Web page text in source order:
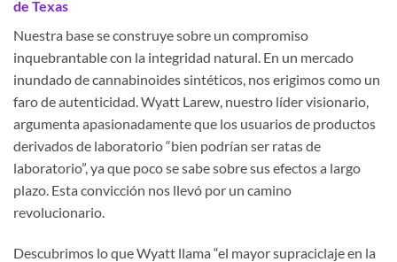
de Texas
Nuestra base se construye sobre un compromiso
inquebrantable con la integridad natural. En un mercado
inundado de cannabinoides sintéticos, nos erigimos como un
faro de autenticidad. Wyatt Larew, nuestro líder visionario,
argumenta apasionadamente que los usuarios de productos
derivados de laboratorio “bien podrían ser ratas de
laboratorio”, ya que poco se sabe sobre sus efectos a largo
plazo. Esta convicción nos llevó por un camino
revolucionario.
Descubrimos lo que Wyatt llama “el mayor supraciclaje en la